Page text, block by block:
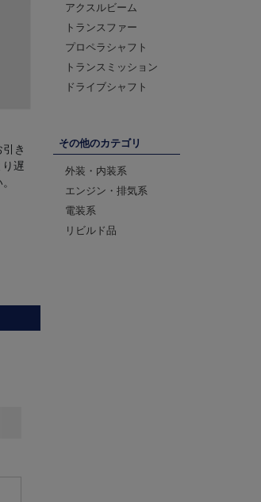
き
遅
アクスルビーム
トランスファー
プロペラシャフト
トランスミッション
ドライブシャフト
その他のカテゴリ
外装・内装系
エンジン・排気系
電装系
リビルド品